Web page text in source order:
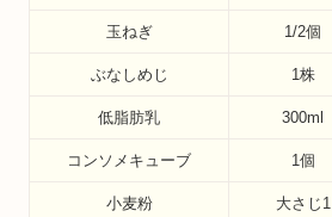
玉ねぎ 1/2個
ぶなしめじ 1株
低脂肪乳 300ml
コンソメキューブ 1個
小麦粉 大さじ1